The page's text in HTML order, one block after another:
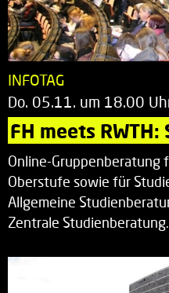
INFOTAG
Do. 05.11. um 18.00
FH meets
Online-Gruppenberatung
Oberstufe sowie für
Allgemeine
Zentrale